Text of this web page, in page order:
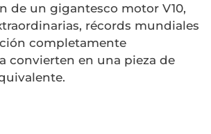
de un gigantesco motor V10,
récords mundiales
completamente
convierten en una pieza de